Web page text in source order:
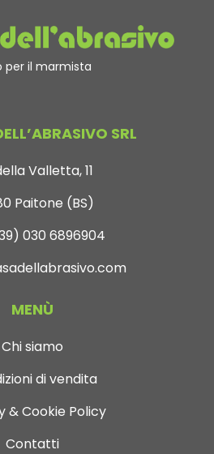
per il marmista
SRL
Valletta, 11
Paitone (BS)
030 6896904
MENÙ
Chi siamo
di vendita
& Cookie Policy
Contatti